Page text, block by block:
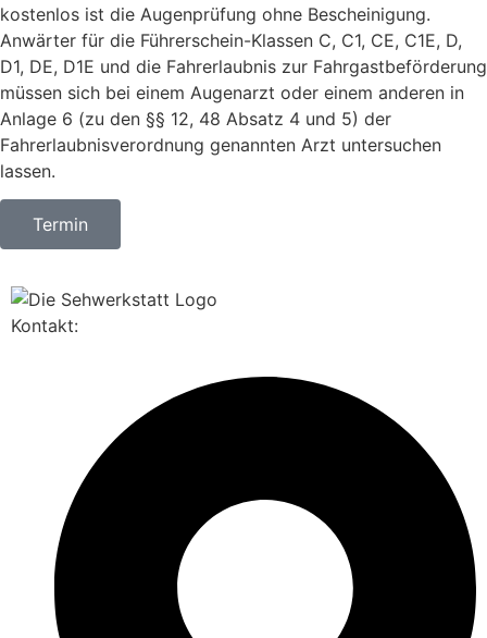
kostenlos ist die Augenprüfung ohne Bescheinigung.
Anwärter für die Führerschein-Klassen C, C1, CE, C1E, D,
D1, DE, D1E und die Fahrerlaubnis zur Fahrgastbeförderung
müssen sich bei einem Augenarzt oder einem anderen in
Anlage 6 (zu den §§ 12, 48 Absatz 4 und 5) der
Fahrerlaubnisverordnung genannten Arzt untersuchen
lassen.
Termin
Kontakt: